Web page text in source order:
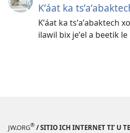
Kʼáat ka
Kʼáat ka tsʼaʼabaktech
ilawil bix jeʼel a beetik le
JW.ORG® / SITIO ICH INTERNET TIʼ U